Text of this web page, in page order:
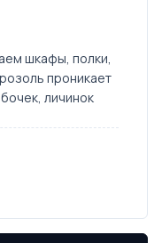
шкафы, полки,
проникает
личинок